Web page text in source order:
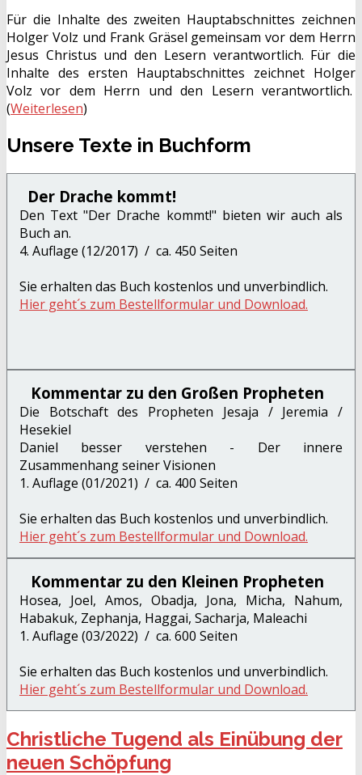
Für die Inhalte des zweiten Hauptabschnittes zeichnen
Holger Volz und Frank Gräsel gemeinsam vor dem Herrn
Jesus Christus und den Lesern verantwortlich. Für die
Inhalte des ersten Hauptabschnittes zeichnet Holger
Volz vor dem Herrn und den Lesern verantwortlich.
(Weiterlesen)
Unsere Texte in Buchform
Der Drache kommt!
Den Text "Der Drache kommt!" bieten wir auch als
Buch an.
4. Auflage (12/2017) / ca. 450 Seiten
Sie erhalten das Buch kostenlos und unverbindlich.
Hier geht´s zum Bestellformular und Download.
Kommentar zu den Großen Propheten
Die Botschaft des Propheten Jesaja / Jeremia /
Hesekiel
Daniel besser verstehen - Der innere
Zusammenhang seiner Visionen
1. Auflage (01/2021) / ca. 400 Seiten
Sie erhalten das Buch kostenlos und unverbindlich.
Hier geht´s zum Bestellformular und Download.
Kommentar zu den Kleinen Propheten
Hosea, Joel, Amos, Obadja, Jona, Micha, Nahum,
Habakuk, Zephanja, Haggai, Sacharja, Maleachi
1. Auflage (03/2022) / ca. 600 Seiten
Sie erhalten das Buch kostenlos und unverbindlich.
Hier geht´s zum Bestellformular und Download.
Christliche Tugend als Einübung der
neuen Schöpfung